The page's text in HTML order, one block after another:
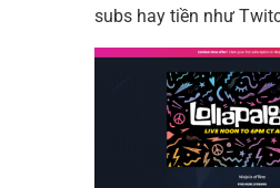
subs hay tiền như